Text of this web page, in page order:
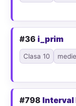
#36i_prim
Clasa 10 medie
#798Interval